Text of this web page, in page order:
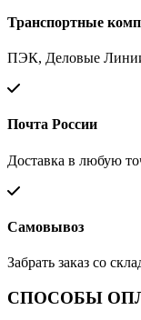
Транспортные
ПЭК, Деловые
Почта России
Доставка в любую
Самовывоз
Забрать заказ со
СПОСОБЫ